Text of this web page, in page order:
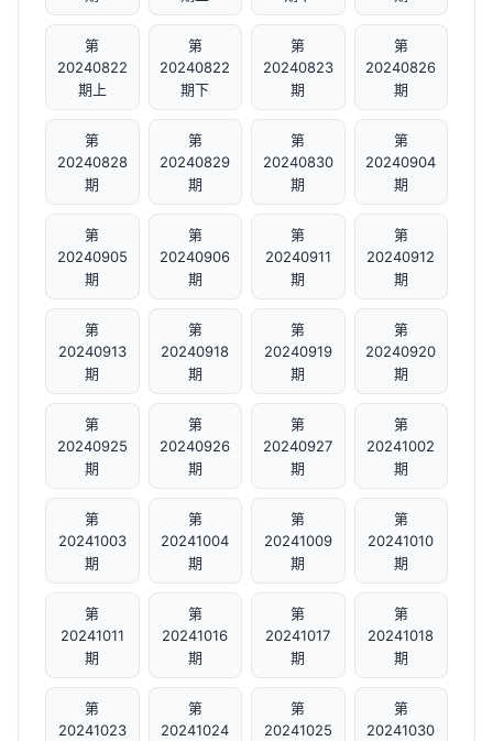
第
20240822
期上
第
20240822
期下
第
20240823
期
第
20240826
期
第
20240828
期
第
20240829
期
第
20240830
期
第
20240904
期
第
20240905
期
第
20240906
期
第
20240911
期
第
20240912
期
第
20240913
期
第
20240918
期
第
20240919
期
第
20240920
期
第
20240925
期
第
20240926
期
第
20240927
期
第
20241002
期
第
20241003
期
第
20241004
期
第
20241009
期
第
20241010
期
第
20241011
期
第
20241016
期
第
20241017
期
第
20241018
期
第
20241023
第
20241024
第
20241025
第
20241030